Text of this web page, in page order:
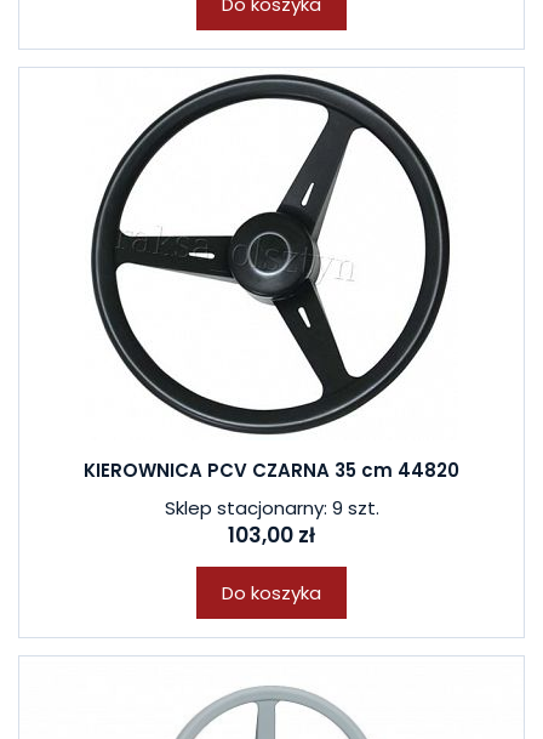
KIEROWNICA PCV CZARNA 35 cm 44820
Sklep stacjonarny: 9 szt.
103,00 zł
Do koszyka